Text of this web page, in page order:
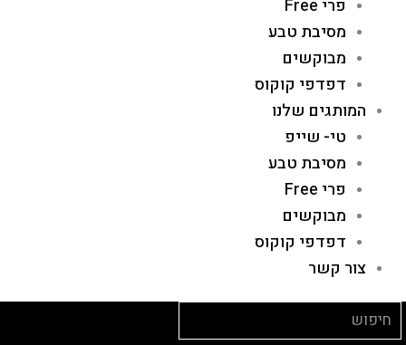
פרי Free
מסיבת טבע
מבוקשים
דפדפי קוקוס
המותגים שלנו
טי- שייפ
מסיבת טבע
פרי Free
מבוקשים
דפדפי קוקוס
צור קשר